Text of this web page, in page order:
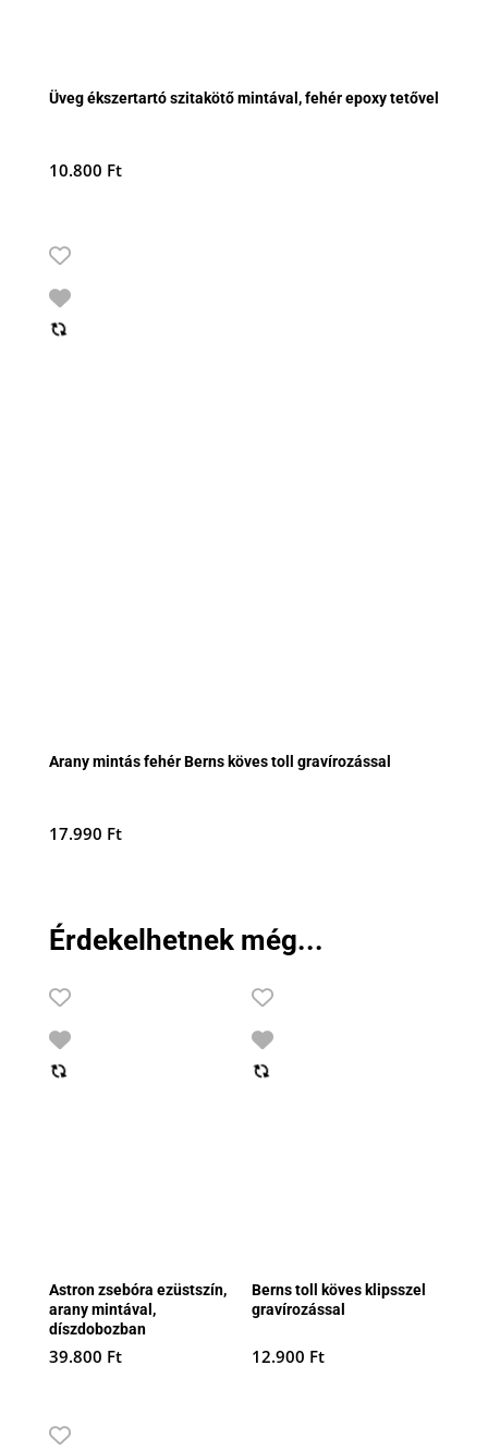
Üveg ékszertartó szitakötő mintával, fehér epoxy tetővel
10.800 Ft
Arany mintás fehér Berns köves toll gravírozással
17.990 Ft
Érdekelhetnek még...
Astron zsebóra ezüstszín,
arany mintával,
díszdobozban
39.800 Ft
Berns toll köves klipsszel
gravírozással
12.900 Ft